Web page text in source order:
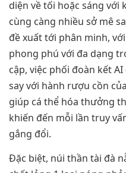
diện về tối hoặc sáng với
cùng càng nhiều sở mê
đề xuất tới phân minh,
phong phú với đa dạng
cập, việc phối đoàn kết
say với hành rượu cồn
giúp cá thể hóa thưởng
khiến đến mỗi lần truy
gắng đổi.
Đặc biệt, núi thần tài đà